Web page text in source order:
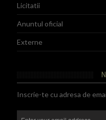
Licitatii
Anuntul oficial
Externe
Inscrie-te cu adresa de